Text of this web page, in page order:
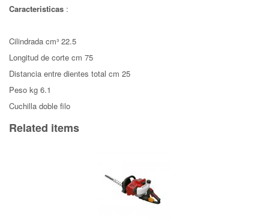
Caracteristicas :
Cilindrada cm³ 22.5
Longitud de corte cm 75
Distancia entre dientes total cm 25
Peso kg 6.1
Cuchilla doble filo
Related items